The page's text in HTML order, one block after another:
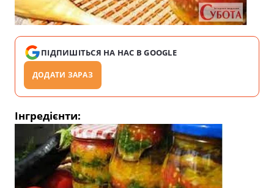
ПІДПИШІТЬСЯ НА НАС В GOOGLE
ДОДАТИ ЗАРАЗ
Інгредієнти: